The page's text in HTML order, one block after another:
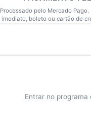
Processado pelo Mercado
imediato, boleto ou cartão de
Entrar no programa